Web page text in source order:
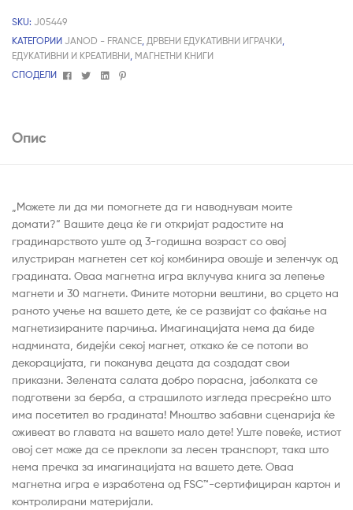
SKU: J05449
КАТЕГОРИИ JANOD - FRANCE, ДРВЕНИ ЕДУКАТИВНИ ИГРАЧКИ,
ЕДУКАТИВНИ И КРЕАТИВНИ, МАГНЕТНИ КНИГИ
СПОДЕЛИ
FacebookTwitterLinkedin
Pinterest
Опис
„Можете ли да ми помогнете да ги наводнувам моите
домати?“ Вашите деца ќе ги откријат радостите на
градинарството уште од 3-годишна возраст со овој
илустриран магнетен сет кој комбинира овошје и зеленчук од
градината. Оваа магнетна игра вклучува книга за лепење
магнети и 30 магнети. Фините моторни вештини, во срцето на
раното учење на вашето дете, ќе се развијат со фаќање на
магнетизираните парчиња. Имагинацијата нема да биде
надмината, бидејќи секој магнет, откако ќе се потопи во
декорацијата, ги поканува децата да создадат свои
приказни. Зелената салата добро порасна, јаболката се
подготвени за берба, а страшилото изгледа пресреќно што
има посетител во градината! Мноштво забавни сценарија ќе
оживеат во главата на вашето мало дете! Уште повеќе, истиот
овој сет може да се преклопи за лесен транспорт, така што
нема пречка за имагинацијата на вашето дете. Оваа
магнетна игра е изработена од FSC™-сертифициран картон и
контролирани материјали.